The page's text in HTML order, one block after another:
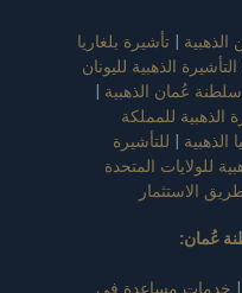
الذهبية | تأشيرة بلغاريا
التأشيرة الذهبية لليونان
عُمان الذهبية |
الذهبية للمملكة
الذهبية | للتأشيرة
للولايات المتحدة
الاستثمار
عُمان: